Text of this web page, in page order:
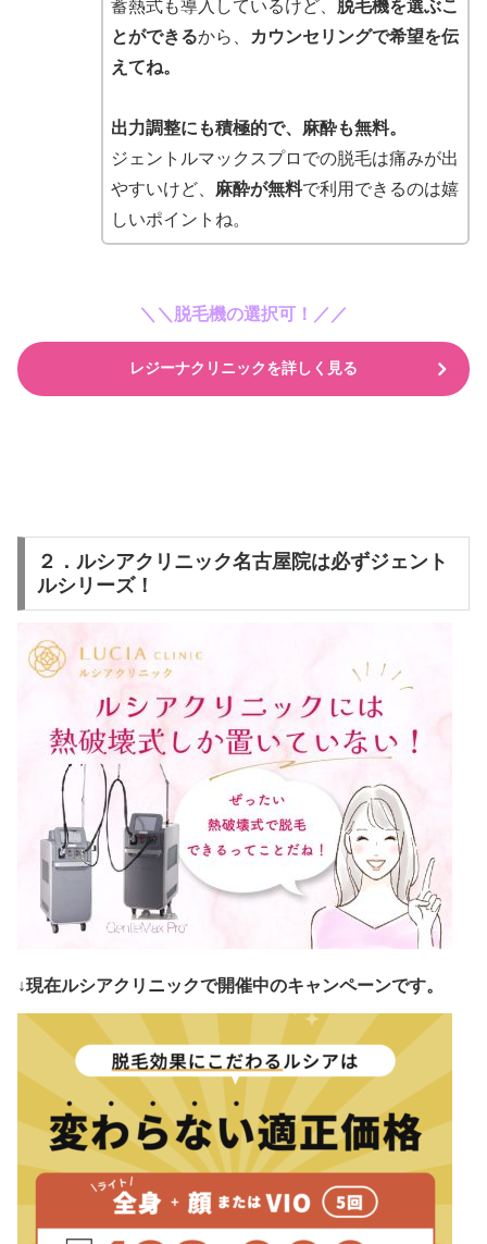
蓄熱式も導入しているけど、 脱毛機を選ぶこ
とができるから、
カウンセリングで希望を伝
えてね。
出力調整にも積極的で、麻酔も無料。
ジェントルマックスプロでの脱毛は痛みが出
やすいけど、 麻酔が無料で利用できるのは嬉
しいポイントね。
＼＼脱毛機の選択可！ ／／
レジーナクリニックを詳しく見る
２．ルシアクリニック名古屋院は必ずジェント
ルシリーズ！
↓現在ルシアクリニックで開催中のキャンペーンです。